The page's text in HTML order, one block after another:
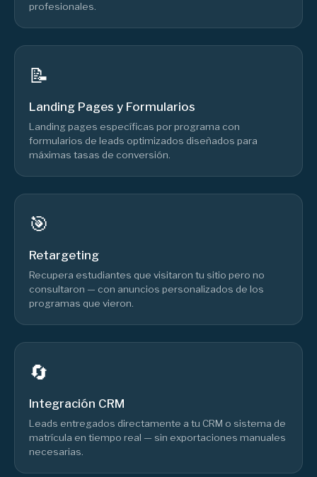
profesionales.
📝
Landing Pages y Formularios
Landing pages específicas por programa con
formularios de leads optimizados diseñados para
máximas tasas de conversión.
🎯
Retargeting
Recupera estudiantes que visitaron tu sitio pero no
consultaron — con anuncios personalizados de los
programas que vieron.
🔄
Integración CRM
Leads entregados directamente a tu CRM o sistema de
matrícula en tiempo real — sin exportaciones manuales
necesarias.